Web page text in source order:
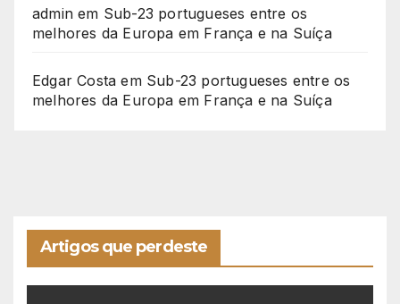
admin em Sub-23 portugueses entre os
melhores da Europa em França e na Suíça
Edgar Costa em Sub-23 portugueses entre os
melhores da Europa em França e na Suíça
Artigos que perdeste